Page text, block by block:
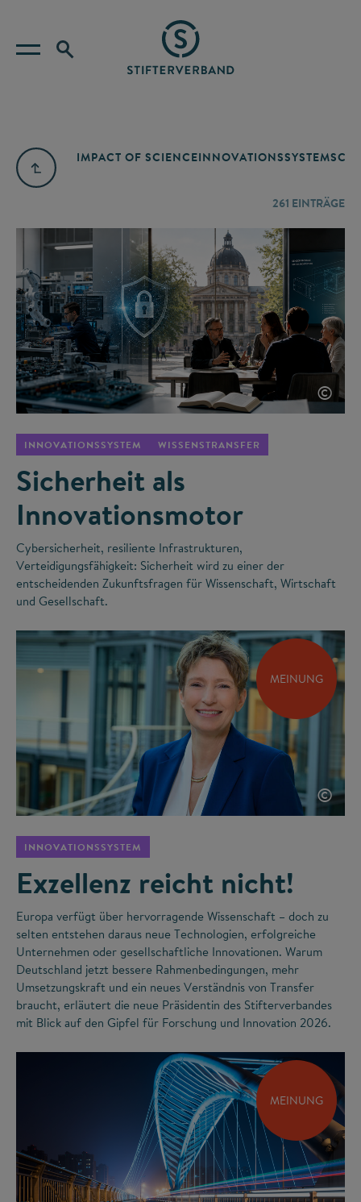
IMPACT OF SCIENCEINNOVATIONSSYSTEM
261 EINTRÄGE
©
INNOVATIONSSYSTEM WISSENSTRANSFER
Sicherheit als
Innovationsmotor
Cybersicherheit, resiliente Infrastrukturen,
Verteidigungsfähigkeit: Sicherheit wird zu einer der
entscheidenden Zukunftsfragen für Wissenschaft, Wirtschaft
und Gesellschaft.
MEINUNG
©
INNOVATIONSSYSTEM
Exzellenz reicht nicht!
Europa verfügt über hervorragende Wissenschaft – doch zu
selten entstehen daraus neue Technologien, erfolgreiche
Unternehmen oder gesellschaftliche Innovationen. Warum
Deutschland jetzt bessere Rahmenbedingungen, mehr
Umsetzungskraft und ein neues Verständnis von Transfer
braucht, erläutert die neue Präsidentin des Stifterverbandes
mit Blick auf den Gipfel für Forschung und Innovation 2026.
MEINUNG